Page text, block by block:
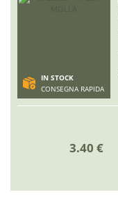
IN STOCK
CONSEGNA RAPIDA
3.40 €